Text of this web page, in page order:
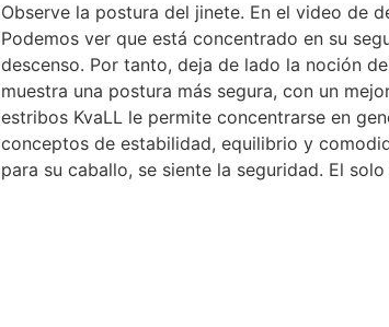
Observe la postura del jinete. En el video de
Podemos ver que está concentrado en su
descenso. Por tanto, deja de lado la noción
muestra una postura más segura, con un
estribos KvaLL le permite concentrarse en
conceptos de estabilidad, equilibrio y
para su caballo, se siente la seguridad. El